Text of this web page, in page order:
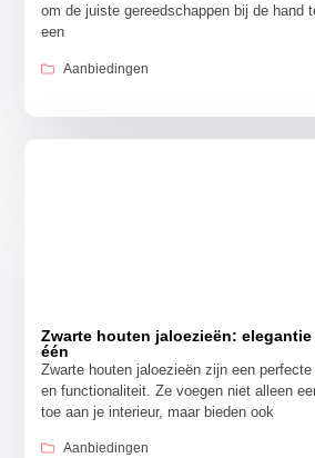
om de juiste gereedschappen bij de hand
een
Aanbiedingen
Zwarte houten jaloezieën:
één
Zwarte houten jaloezieën zijn een
en functionaliteit. Ze voegen niet alleen
toe aan je interieur, maar bieden ook
Aanbiedingen